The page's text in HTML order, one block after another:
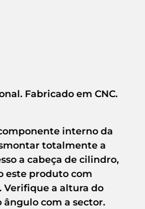
Fabricado em CNC.
interno da
totalmente a
a cabeça de cilindro,
este produto com
Verifique a altura do
com a sector.